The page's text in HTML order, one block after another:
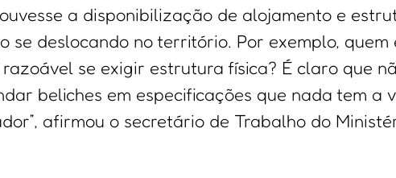
a disponibilização de alojamento e
se deslocando no território. Por exemplo, quem
se exigir estrutura física? É claro que
beliches em especificações que nada tem a
afirmou o secretário de Trabalho do